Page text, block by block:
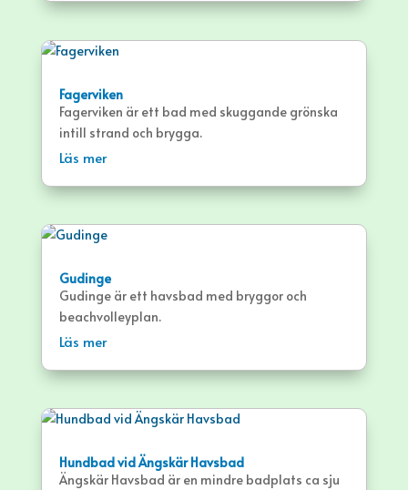
Fagerviken
Fagerviken är ett bad med skuggande grönska
intill strand och brygga.
Läs mer
Gudinge
Gudinge är ett havsbad med bryggor och
beachvolleyplan.
Läs mer
Hundbad vid Ängskär Havsbad
Ängskär Havsbad är en mindre badplats ca sju